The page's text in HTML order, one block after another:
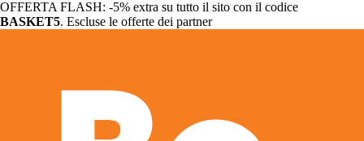
OFFERTA FLASH: -5% extra su tutto il sito con il codice
BASKET5. Escluse le offerte dei partner